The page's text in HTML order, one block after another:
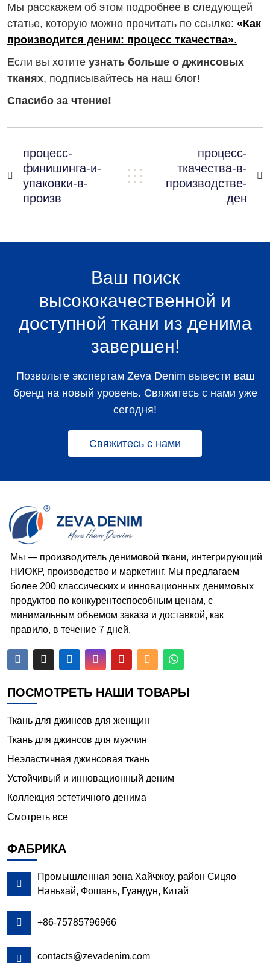
Мы расскажем об этом подробнее в следующей
статье, которую можно прочитать по ссылке: «Как
производится деним: процесс ткачества».
Если вы хотите узнать больше о джинсовых
тканях, подписывайтесь на наш блог!
Спасибо за чтение!

процесс-
финишинга-и-
упаковки-в-
произв
процесс-
ткачества-в-
производстве-
ден

Ваш поиск
высококачественной и
доступной ткани из денима
завершен!
Позвольте экспертам Zeva Denim вывести ваш
бренд на новый уровень. Свяжитесь с нами уже
сегодня!
Свяжитесь с нами
Мы — производитель денимовой ткани, интегрирующий
НИОКР, производство и маркетинг. Мы предлагаем
более 200 классических и инновационных денимовых
продуктов по конкурентоспособным ценам, с
минимальным объемом заказа и доставкой, как
правило, в течение 7 дней.
     
ПОСМОТРЕТЬ НАШИ ТОВАРЫ
Ткань для джинсов для женщин
Ткань для джинсов для мужчин
Неэластичная джинсовая ткань
Устойчивый и инновационный деним
Коллекция эстетичного денима
Смотреть все
ФАБРИКА

Промышленная зона Хайчжоу, район Сицяо
Наньхай, Фошань, Гуандун, Китай
 +86-75785796966
 contacts@zevadenim.com